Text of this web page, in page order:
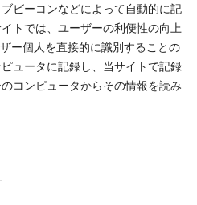
ビーコンなどによって自動的に記
トでは、ユーザーの利便性の向上
ー個人を直接的に識別することの
ュータに記録し、当サイトで記録
コンピュータからその情報を読み